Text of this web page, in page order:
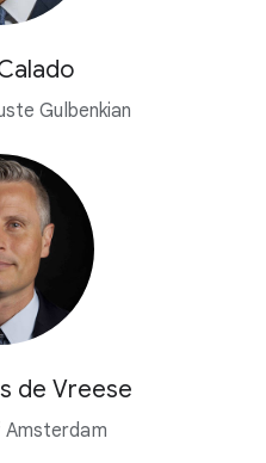
Gulbenkian
de Vreese